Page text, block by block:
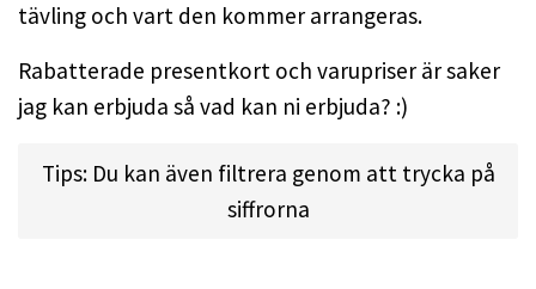
tävling och vart den kommer arrangeras.
Rabatterade presentkort och varupriser är saker
jag kan erbjuda så vad kan ni erbjuda? :)
Tips: Du kan även filtrera genom att trycka på
siffrorna